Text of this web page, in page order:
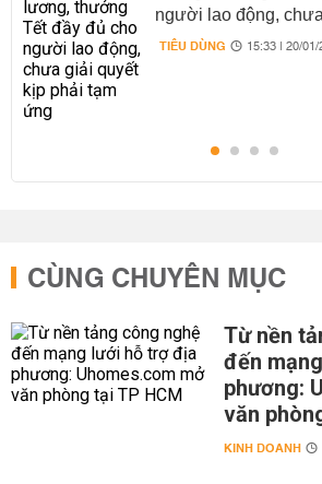
người lao động,
quyết kịp phải tạm
TIÊU DÙNG 15:33 | 20/
CÙNG CHUYÊN MỤC
Từ nền
đến
phương:
văn
KINH DOANH